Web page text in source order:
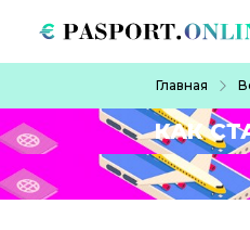
Главная
КАК